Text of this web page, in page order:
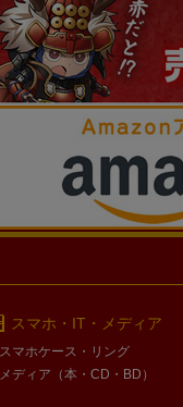
スマホ・IT・メディア
スマホケース・リング
メディア（本・CD・BD）